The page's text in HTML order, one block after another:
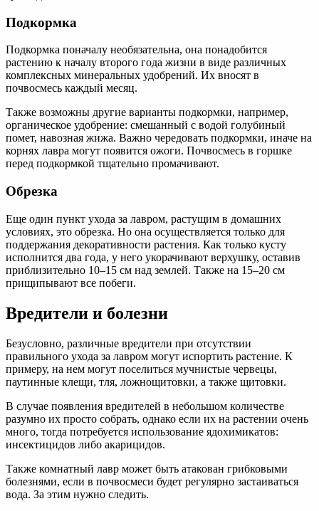
Подкормка
Подкормка поначалу необязательна, она понадобится
растению к началу второго года жизни в виде различных
комплексных минеральных удобрений. Их вносят в
почвосмесь каждый месяц.
Также возможны другие варианты подкормки, например,
органическое удобрение: смешанный с водой голубиный
помет, навозная жижа. Важно чередовать подкормки, иначе на
корнях лавра могут появится ожоги. Почвосмесь в горшке
перед подкормкой тщательно промачивают.
Обрезка
Еще один пункт ухода за лавром, растущим в домашних
условиях, это обрезка. Но она осуществляется только для
поддержания декоративности растения. Как только кусту
исполнится два года, у него укорачивают верхушку, оставив
приблизительно 10–15 см над землей. Также на 15–20 см
прищипывают все побеги.
Вредители и болезни
Безусловно, различные вредители при отсутствии
правильного ухода за лавром могут испортить растение. К
примеру, на нем могут поселиться мучнистые червецы,
паутинные клещи, тля, ложнощитовки, а также щитовки.
В случае появления вредителей в небольшом количестве
разумно их просто собрать, однако если их на растении очень
много, тогда потребуется использование ядохимикатов:
инсектицидов либо акарицидов.
Также комнатный лавр может быть атакован грибковыми
болезнями, если в почвосмеси будет регулярно застаиваться
вода. За этим нужно следить.